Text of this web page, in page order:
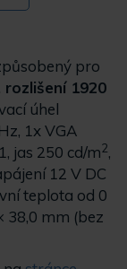
pro
1920
úhel
1x VGA
jas 250 cd/m2,
12 V DC
teplota od 0
38,0 mm (bez